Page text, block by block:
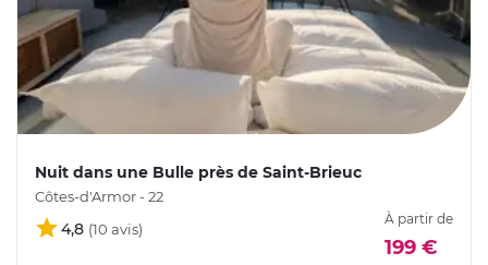
Nuit dans une Bulle près de Saint-Brieuc
Côtes-d'Armor - 22
4,8
À partir de
199 €